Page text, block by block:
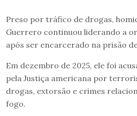
Preso por tráfico de drogas,
Guerrero continuou liderando a
após ser encarcerado na prisão
Em dezembro de 2025, ele foi
pela Justiça americana por
drogas, extorsão e crimes
fogo.